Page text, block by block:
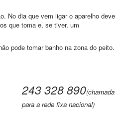
No dia que vem ligar o aparelho deve
que toma e, se tiver, um
pode tomar banho na zona do peito.
243 328 890(chamada
para a rede fixa nacional)